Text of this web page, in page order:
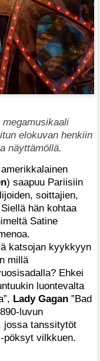
elokuvan henkiin
näyttämöllä.
) saapuu Pariisiin
soittajien,
hän kohtaa
Satine
katsojan kyykkyyn
millä
Ehkei
luontevalta
Lady Gagan ”Bad
luvun
jossa tanssitytöt
pöksyt vilkkuen.